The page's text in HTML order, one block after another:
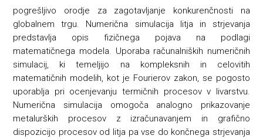
pogrešljivo orodje za zagotavljanje konkurenčnosti na
globalnem trgu. Numerična simulacija litja in strjevanja
predstavlja opis fizičnega pojava na podlagi
matematičnega modela. Uporaba računalniških numeričnih
simulacij, ki temeljijo na kompleksnih in celovitih
matematičnih modelih, kot je Fourierov zakon, se pogosto
uporablja pri ocenjevanju termičnih procesov v livarstvu.
Numerična simulacija omogoča analogno prikazovanje
metalurških procesov z izračunavanjem in grafično
dispozicijo procesov od litja pa vse do končnega strjevanja